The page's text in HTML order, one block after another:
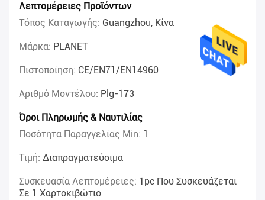
Λεπτομέρειες Προϊόντων
Τόπος Καταγωγής: Guangzhou, Κίνα
Μάρκα: PLANET
Πιστοποίηση: CE/EN71/EN14960
Αριθμό Μοντέλου: Plg-173
Όροι Πληρωμής & Ναυτιλίας
Ποσότητα Παραγγελίας Min: 1
Τιμή: Διαπραγματεύσιμα
Συσκευασία Λεπτομέρειες: 1pc Που Συσκευάζεται
Σε 1 Χαρτοκιβώτιο